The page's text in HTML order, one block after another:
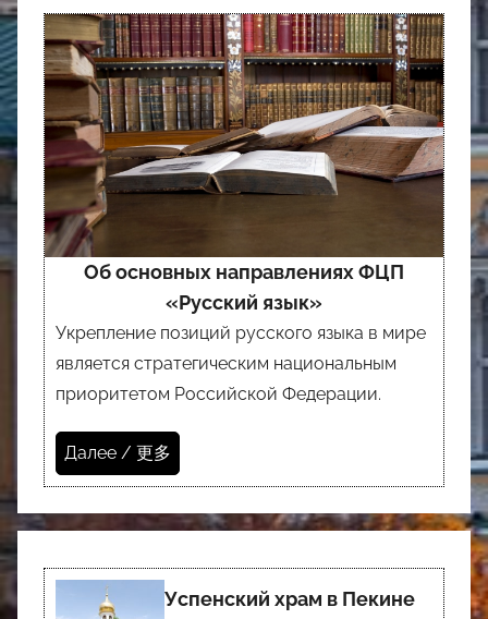
Об основных направлениях ФЦП
«Русский язык»
Укрепление позиций русского языка в мире
является стратегическим национальным
приоритетом Российской Федерации.
Далее / 更多
Успенский храм в Пекине